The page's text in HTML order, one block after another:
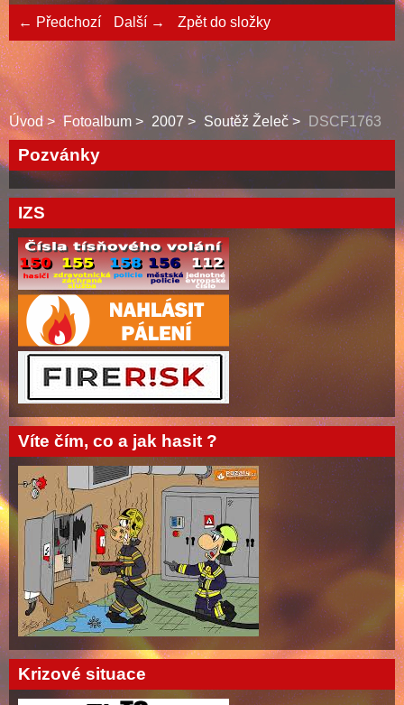
← Předchozí Další → Zpět do složky
Úvod Fotoalbum 2007 Soutěž Želeč DSCF1763
Pozvánky
IZS
Víte čím, co a jak hasit ?
Krizové situace